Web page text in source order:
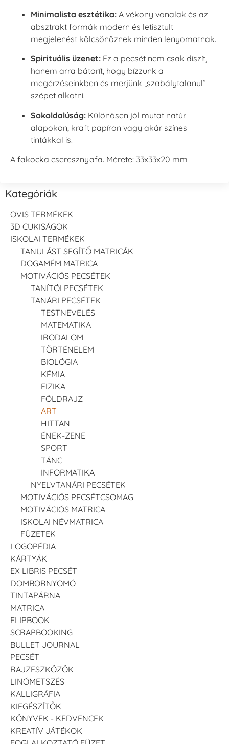
Minimalista esztétika: A vékony vonalak és az
absztrakt formák modern és letisztult
megjelenést kölcsönöznek minden lenyomatnak.
Spirituális üzenet: Ez a pecsét nem csak díszít,
hanem arra bátorít, hogy bízzunk a
megérzéseinkben és merjünk „szabálytalanul”
szépet alkotni.
Sokoldalúság: Különösen jól mutat natúr
alapokon, kraft papíron vagy akár színes
tintákkal is.
A fakocka cseresznyafa. Mérete: 33x33x20 mm
Kategóriák
OVIS TERMÉKEK
3D CUKISÁGOK
ISKOLAI TERMÉKEK
TANULÁST SEGÍTŐ MATRICÁK
DOGAMÉM MATRICA
MOTIVÁCIÓS PECSÉTEK
TANÍTÓI PECSÉTEK
TANÁRI PECSÉTEK
TESTNEVELÉS
MATEMATIKA
IRODALOM
TÖRTÉNELEM
BIOLÓGIA
KÉMIA
FIZIKA
FÖLDRAJZ
ART
HITTAN
ÉNEK-ZENE
SPORT
TÁNC
INFORMATIKA
NYELVTANÁRI PECSÉTEK
MOTIVÁCIÓS PECSÉTCSOMAG
MOTIVÁCIÓS MATRICA
ISKOLAI NÉVMATRICA
FÜZETEK
LOGOPÉDIA
KÁRTYÁK
EX LIBRIS PECSÉT
DOMBORNYOMÓ
TINTAPÁRNA
MATRICA
FLIPBOOK
SCRAPBOOKING
BULLET JOURNAL
PECSÉT
RAJZESZKÖZÖK
LINÓMETSZÉS
KALLIGRÁFIA
KIEGÉSZÍTŐK
KÖNYVEK - KEDVENCEK
KREATÍV JÁTÉKOK